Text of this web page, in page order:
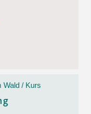
Wald / Kurs